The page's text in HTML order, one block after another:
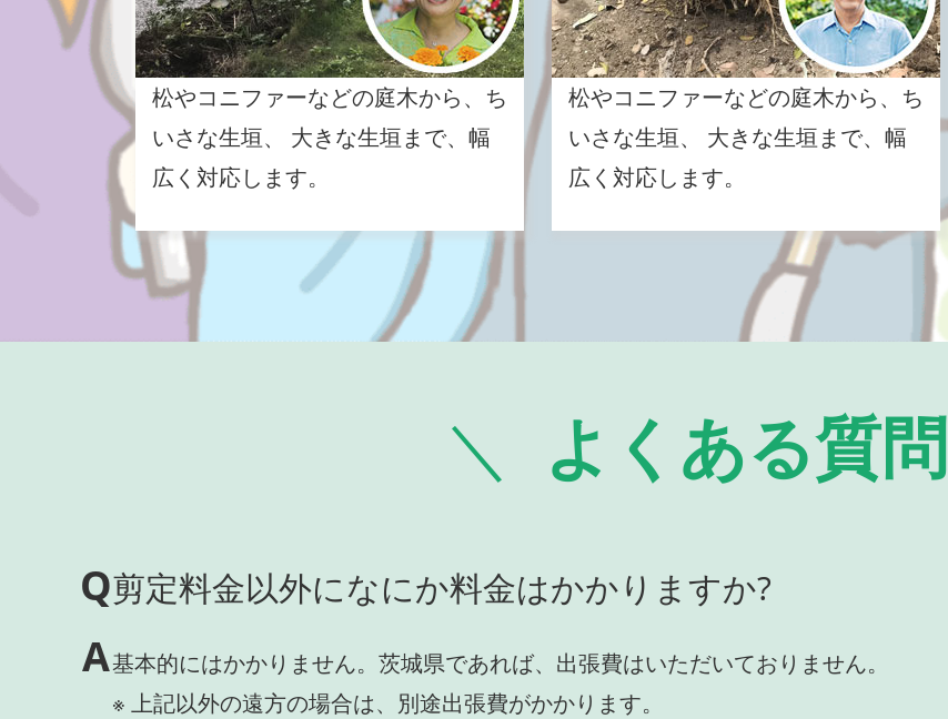
松やコニファーなどの庭木から、ち
いさな生垣、 大きな生垣まで、幅
広く対応します。
松やコニファーなどの庭木から、ち
いさな生垣、 大きな生垣まで、幅
広く対応します。
よくある質問
Q剪定料金以外になにか料金はかかりますか?
A基本的にはかかりません。茨城県であれば、出張費はいただいておりません。
※ 上記以外の遠方の場合は、別途出張費がかかります。